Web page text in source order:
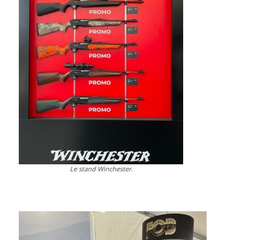
Le stand Winchester.